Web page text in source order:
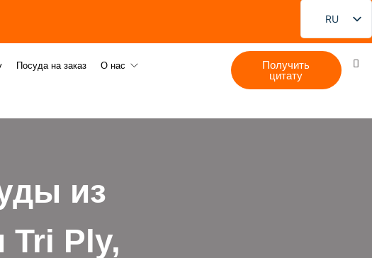
RU
EN
DE
Посуда на заказ О нас
Получить
цитату
из
Ply,